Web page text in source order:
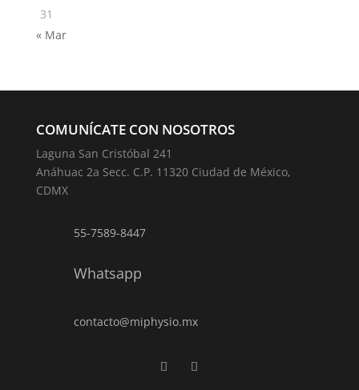
31
« Mar
COMUNÍCATE CON NOSOTROS
Laguna San Cristóbal 241
Anáhuac 2a Secc. C.P. 11320 Ciudad de México,
CDMX
55-7589-8447
Whatsapp
contacto@miphysio.mx